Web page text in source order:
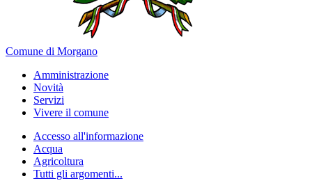
Comune di Morgano
Amministrazione
Novità
Servizi
Vivere il comune
Accesso all'informazione
Acqua
Agricoltura
Tutti gli argomenti...